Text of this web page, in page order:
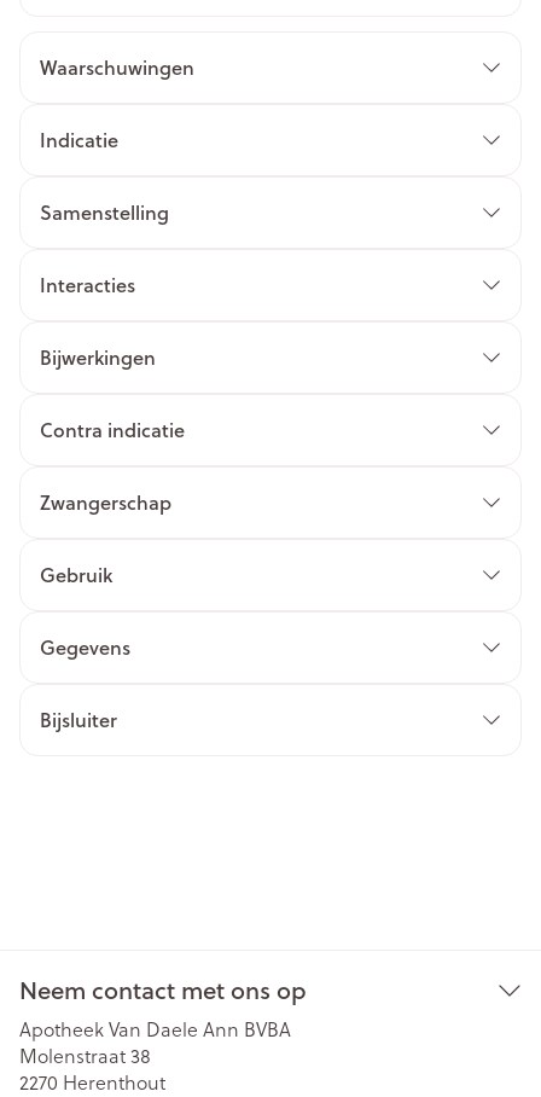
Waarschuwingen
Indicatie
Samenstelling
Interacties
Bijwerkingen
Contra indicatie
Zwangerschap
Gebruik
Gegevens
Bijsluiter
Neem contact met ons op
Apotheek Van Daele Ann BVBA
Molenstraat 38
2270 Herenthout